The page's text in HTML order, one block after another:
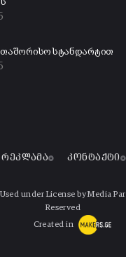
სტანდარტით
რეკლამა კონტაქტი
under License by Media
Reserved
Created in